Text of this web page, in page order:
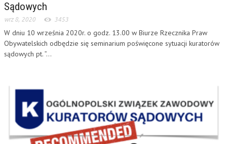
Sądowych
wrz 8, 2020 3453
W dniu 10 września 2020r. o godz. 13.00 w Biurze Rzecznika Praw
Obywatelskich odbędzie się seminarium poświęcone sytuacji kuratorów
sądowych pt. ”...